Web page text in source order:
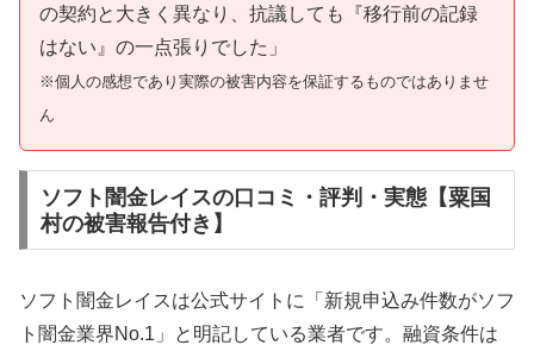
の契約と大きく異なり、抗議しても『移行前の記録
はない』の一点張りでした」
※個人の感想であり実際の被害内容を保証するものではありませ
ん
ソフト闇金レイスの口コミ・評判・実態【粟国
村の被害報告付き】
ソフト闇金レイスは公式サイトに「新規申込み件数がソフ
ト闇金業界No.1」と明記している業者です。融資条件は